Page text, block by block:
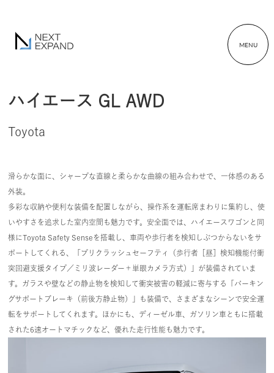
MENU
ハイエース GL AWD
Toyota
滑らかな面に、シャープな直線と柔らかな曲線の組み合わせで、一体感のある
外装。
多彩な収納や便利な装備を配置しながら、操作系を運転席まわりに集約し、使
いやすさを追求した室内空間も魅力です。安全面では、ハイエースワゴンと同
様にToyota Safety Senseを搭載し、車両や歩行者を検知しぶつからないをサ
ポートしてくれる、「プリクラッシュセーフティ（歩行者［昼］検知機能付衝
突回避支援タイプ／ミリ波レーダー＋単眼カメラ方式）」が装備されていま
す。ガラスや壁などの静止物を検知して衝突被害の軽減に寄与する「パーキン
グサポートブレーキ（前後方静止物）」も装備で、さまざまなシーンで安全運
転をサポートしてくれます。ほかにも、ディーゼル車、ガソリン車ともに搭載
された6速オートマチックなど、優れた走行性能も魅力です。